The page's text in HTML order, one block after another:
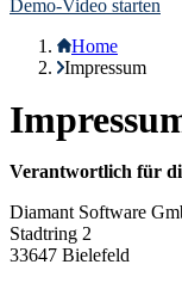
Demo-Video starten
Home
Impressum
Verantwortlich für
Diamant Software
Stadtring 2
33647 Bielefeld